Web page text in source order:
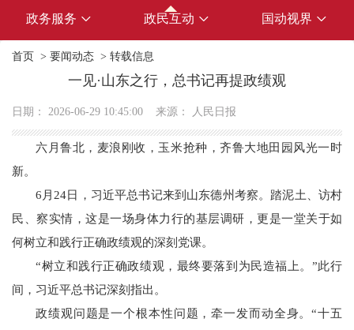
政务服务 政民互动 国动视界
首页 > 要闻动态 > 转载信息
一见·山东之行，总书记再提政绩观
日期： 2026-06-29 10:45:00 来源： 人民日报
六月鲁北，麦浪刚收，玉米抢种，齐鲁大地田园风光一时
新。
6月24日，习近平总书记来到山东德州考察。踏泥土、访村
民、察实情，这是一场身体力行的基层调研，更是一堂关于如
何树立和践行正确政绩观的深刻党课。
“树立和践行正确政绩观，最终要落到为民造福上。”此行
间，习近平总书记深刻指出。
政绩观问题是一个根本性问题，牵一发而动全身。“十五